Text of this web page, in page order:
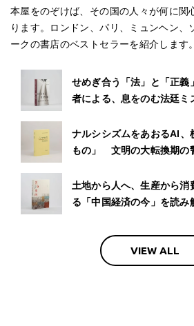
本屋をのぞけば、その国の人々が何に関
ります。ロンドン、パリ、ミュンヘン、
ークの書店のベストセラーを紹介します。
せめぎ合う「法」と「正
者による、息をのむ法廷ミ
ナルシシズムをあおるAI、
もの」 文明の大転換期の
土地から人へ、生産から
る「中国経済の今」を読み
VIEW ALL